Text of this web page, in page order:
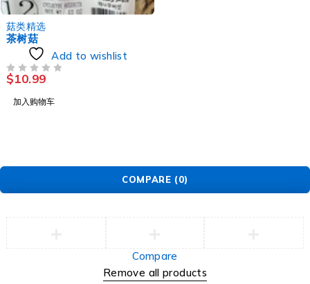
菇类精选
茶树菇
Add to wishlist
$10.99
加入购物车
COMPARE (0)
Compare
Remove all products